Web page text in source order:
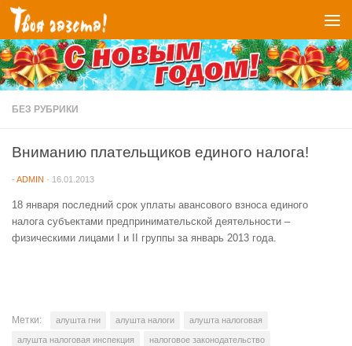
Перейти к содержимому
БЕЗ РУБРИКИ
Вниманию плательщиков единого налога!
- ADMIN · 16.01.2013
18 января последний срок уплаты авансового взноса единого
налога субъектами предпринимательской деятельности –
физическими лицами I и II группы за январь 2013 года.
Метки: алушта гни алушта налоги алушта налоговая
алушта налоговая инспекция налоговое законодательство